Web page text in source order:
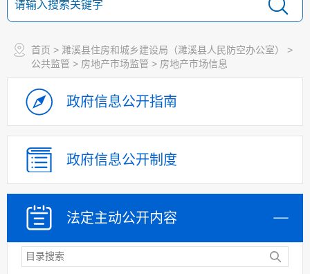
首页 > 濉溪县住房和城乡建设局（濉溪县人民防空办公室）
>
公共监管 > 房地产市场监管 > 房地产市场信息
政府信息公开指南
政府信息公开制度
法定主动公开内容